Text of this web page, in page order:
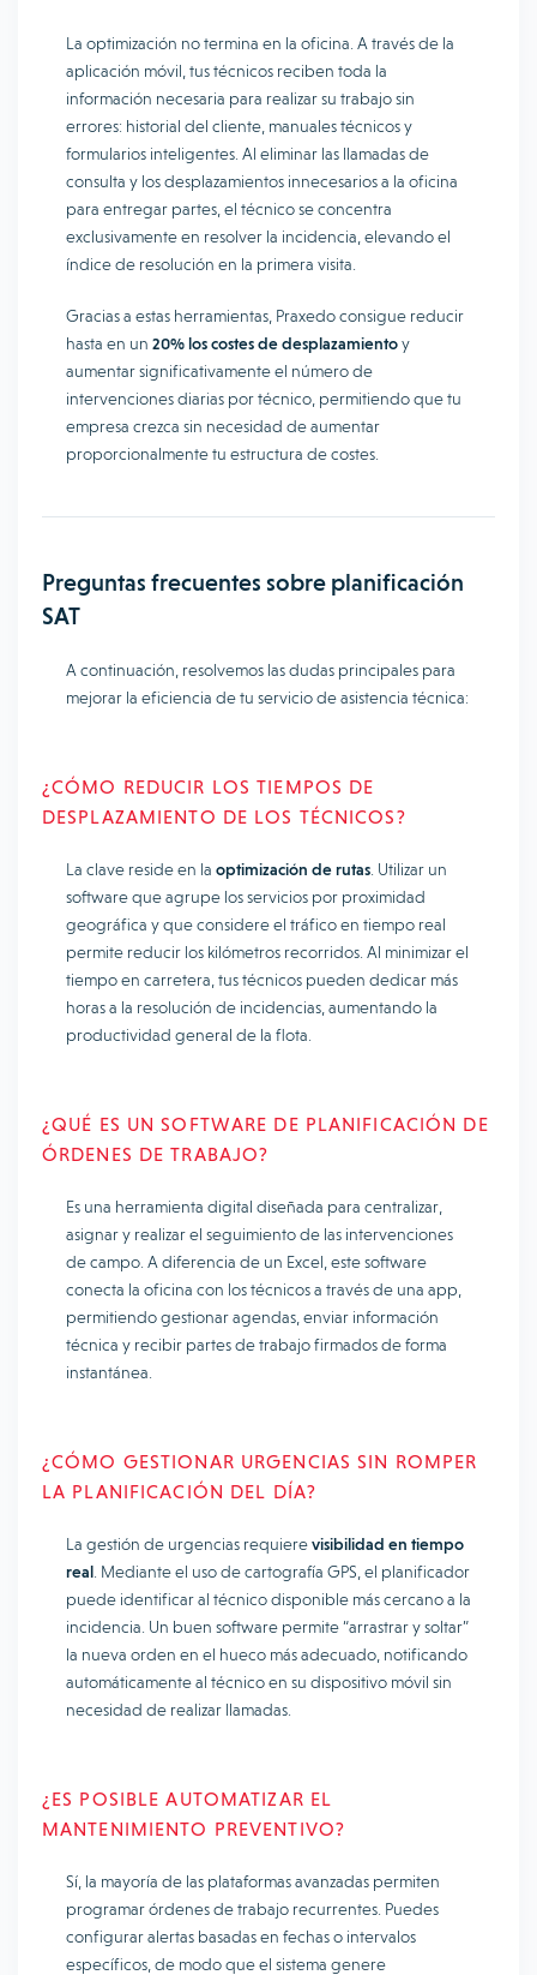
La optimización no termina en la oficina. A través de la
aplicación móvil, tus técnicos reciben toda la
información necesaria para realizar su trabajo sin
errores: historial del cliente, manuales técnicos y
formularios inteligentes. Al eliminar las llamadas de
consulta y los desplazamientos innecesarios a la oficina
para entregar partes, el técnico se concentra
exclusivamente en resolver la incidencia, elevando el
índice de resolución en la primera visita.
Gracias a estas herramientas, Praxedo consigue reducir
hasta en un 20% los costes de desplazamientoy
aumentar significativamente el número de
intervenciones diarias por técnico, permitiendo que tu
empresa crezca sin necesidad de aumentar
proporcionalmente tu estructura de costes.
Preguntas frecuentes sobre planificación
SAT
A continuación, resolvemos las dudas principales para
mejorar la eficiencia de tu servicio de asistencia técnica:
¿CÓMO REDUCIR LOS TIEMPOS DE
DESPLAZAMIENTO DE LOS TÉCNICOS?
La clave reside en la optimización de rutas . Utilizar un
software que agrupe los servicios por proximidad
geográfica y que considere el tráfico en tiempo real
permite reducir los kilómetros recorridos. Al minimizar el
tiempo en carretera, tus técnicos pueden dedicar más
horas a la resolución de incidencias, aumentando la
productividad general de la flota.
¿QUÉ ES UN SOFTWARE DE PLANIFICACIÓN DE
ÓRDENES DE TRABAJO?
Es una herramienta digital diseñada para centralizar,
asignar y realizar el seguimiento de las intervenciones
de campo. A diferencia de un Excel, este software
conecta la oficina con los técnicos a través de una app,
permitiendo gestionar agendas, enviar información
técnica y recibir partes de trabajo firmados de forma
instantánea.
¿CÓMO GESTIONAR URGENCIAS SIN ROMPER
LA PLANIFICACIÓN DEL DÍA?
La gestión de urgencias requierevisibilidad en tiempo
real . Mediante el uso de cartografía GPS, el planificador
puede identificar al técnico disponible más cercano a la
incidencia. Un buen software permite “arrastrar y soltar”
la nueva orden en el hueco más adecuado, notificando
automáticamente al técnico en su dispositivo móvil sin
necesidad de realizar llamadas.
¿ES POSIBLE AUTOMATIZAR EL
MANTENIMIENTO PREVENTIVO?
Sí, la mayoría de las plataformas avanzadas permiten
programar órdenes de trabajo recurrentes. Puedes
configurar alertas basadas en fechas o intervalos
específicos, de modo que el sistema genere